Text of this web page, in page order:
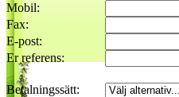
Mobil:
Fax:
E-post:
Er referens:
Betalningssätt: